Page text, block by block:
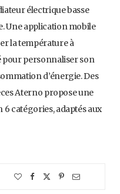
électrique basse
Une application mobile
la température à
pour personnaliser son
d’énergie. Des
Aterno propose une
catégories, adaptés aux